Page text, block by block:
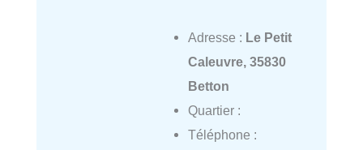
Adresse : Le Petit
Caleuvre, 35830
Betton
Quartier :
Téléphone :